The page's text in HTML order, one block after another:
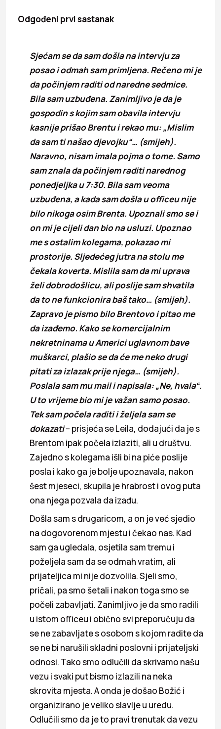
Odgođeni prvi sastanak
Sjećam se da sam došla na intervju za
posao i odmah sam primljena. Rečeno mi je
da počinjem raditi od naredne sedmice.
Bila sam uzbuđena. Zanimljivo je da je
gospodin s kojim sam obavila intervju
kasnije prišao Brentu i rekao mu: „Mislim
da sam ti našao djevojku“… (smijeh).
Naravno, nisam imala pojma o tome. Samo
sam znala da počinjem raditi narednog
ponedjeljka u 7:30. Bila sam veoma
uzbuđena, a kada sam došla u officeu nije
bilo nikoga osim Brenta. Upoznali smo se i
on mi je cijeli dan bio na usluzi. Upoznao
me s ostalim kolegama, pokazao mi
prostorije. Sljedećeg jutra na stolu me
čekala koverta. Mislila sam da mi uprava
želi dobrodošlicu, ali poslije sam shvatila
da to ne funkcionira baš tako… (smijeh).
Zapravo je pismo bilo Brentovo i pitao me
da izađemo. Kako se komercijalnim
nekretninama u Americi uglavnom bave
muškarci, plašio se da će me neko drugi
pitati za izlazak prije njega… (smijeh).
Poslala sam mu mail i napisala: „Ne, hvala“.
U to vrijeme bio mi je važan samo posao.
Tek sam počela raditi i željela sam se
dokazati– prisjeća se Leila, dodajući da je s
Brentom ipak počela izlaziti, ali u društvu.
Zajedno s kolegama išli bi na piće poslije
posla i kako ga je bolje upoznavala, nakon
šest mjeseci, skupila je hrabrost i ovog puta
ona njega pozvala da izađu.
Došla sam s drugaricom, a on je već sjedio
na dogovorenom mjestu i čekao nas. Kad
sam ga ugledala, osjetila sam tremu i
poželjela sam da se odmah vratim, ali
prijateljica mi nije dozvolila. Sjeli smo,
pričali, pa smo šetali i nakon toga smo se
počeli zabavljati. Zanimljivo je da smo radili
u istom officeu i obično svi preporučuju da
se ne zabavljate s osobom s kojom radite da
se ne bi narušili skladni poslovni i prijateljski
odnosi. Tako smo odlučili da skrivamo našu
vezu i svaki put bismo izlazili na neka
skrovita mjesta. A onda je došao Božić i
organizirano je veliko slavlje u uredu.
Odlučili smo da je to pravi trenutak da vezu